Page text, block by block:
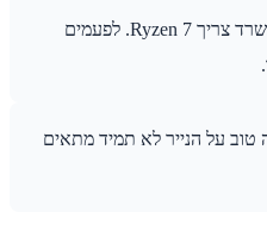
לא כל משרד צריך Ryzen 7. לפעמים
הנייר לא תמיד מתאים